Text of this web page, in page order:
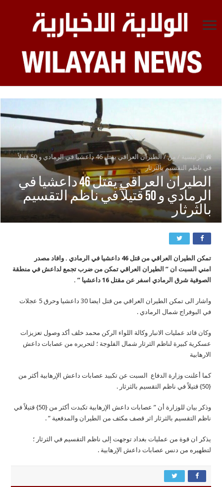
الرئيسية / من /
الطيران العراقي يقتل 46 داعشيا في الرمادي و 50 قتيلاً
في ناظم التقسيم بالثرثار
الطيران العراقي يقتل 46 داعشيا في
الرمادي و 50 قتيلاً في ناظم التقسيم
بالثرثار
تمكن الطيران العراقي من قتل 46 داعشيا في الرمادي . وافاد مصدر
امني السبت ان ” الطيران العراقي تمكن من ضرب تجمع لداعش في منطقة
الصوفية شرق الرمادي اسفر عن مقتل 16 داعشيا ” .
واشار الى تمكن الطيران العراقي من قتل ايضا 30 داعشيا وحرق 5 عجلات
في البوفراج شمال الرمادي .
وكان قائد عمليات الانبار وكالة اللواء الركن محمد خلف أكد وصول تعزيزات
عسكرية كبيرة لناظم الثرثار شمال الفلوجة ؛ لتحريره من عصابات داعش
الارهابية
كما أعلنت وزارة الدفاع السبت عن تكبيد عصابات داعش الإرهابية أكثر من
{50} قتيلاً في ناظم التقسيم بالثرثار .
وذكر بيان للوزارة أن ” عصابات داعش الإرهابية تكبدت أكثر من {50} قتيلاً في
ناظم التقسيم بالثرثار اثر قصف مكثف من الطيران والمدفعية ” .
يذكر ان قوة من عمليات بغداد توجهت إلى ناظم التقسيم في الثرثار ؛
لتطهيره من دنس عصابات داعش الإرهابية .